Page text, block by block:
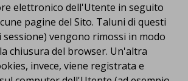
elettronico dell'Utente in seguito
pagine del Sito. Taluni di questi
sessione) vengono rimossi in modo
chiusura del browser. Un'altra
invece, viene registrata e